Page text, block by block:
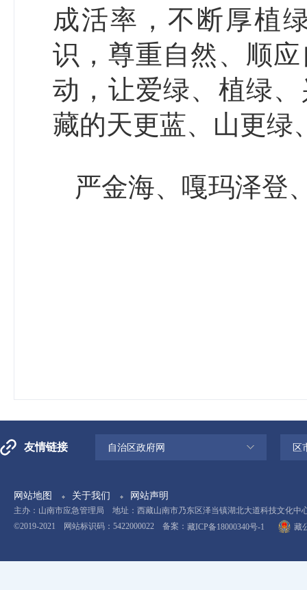
成活率，不断厚植
识，尊重自然、顺
动，让爱绿、植绿
藏的天更蓝、山更绿
严金海、嘎玛泽登
友情链接 自治区政府网 区
网站地图 关于我们 网站声明
主办：山南市应急管理局 地址：西藏山南市乃东区泽当镇湖北大道科技文化中
©2019-2021 网站标识码：5422000022 备案： 藏ICP备18000340号-1 藏